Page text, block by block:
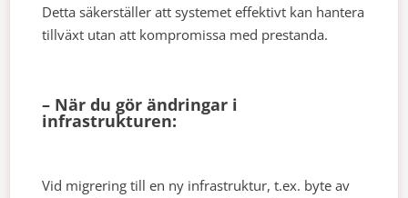
Detta säkerställer att systemet effektivt kan hantera
tillväxt utan att kompromissa med prestanda.
– När du gör ändringar i
infrastrukturen:
Vid migrering till en ny infrastruktur, t.ex. byte av